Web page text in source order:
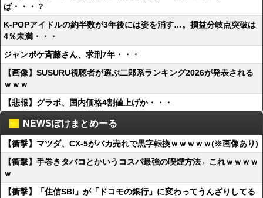
ば・・・？
K-POPアイドルの約半数が3年後には姿を消す…。損益分岐点突破は
4％未満・・・
ジャンポケ斉藤さん、求刑7年・・・
【画像】SUSURU視聴者が選ぶ二郎系ランキング2026が発表される
ｗｗｗ
【悲報】グラボ、国内価格4割値上げか・・・
NEWSぽけまとめーる
【衝撃】マツダ、CX-5がバカ売れで黒字転換ｗｗｗｗｗ(※画像あり)
【衝撃】手巻きタバコとかいうコスパ最強の喫煙方法←これｗｗｗｗ
ｗ
【衝撃】「住信SBI」が「ドコモの銀行」に変わってうんざりしてる